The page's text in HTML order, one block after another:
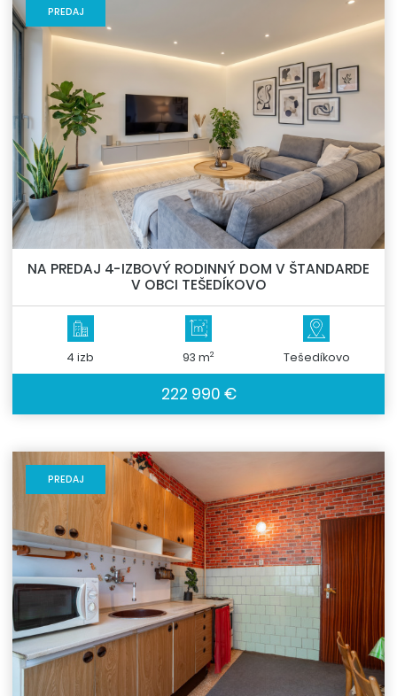
PREDAJ
NA PREDAJ 4-IZBOVÝ RODINNÝ DOM V ŠTANDARDE
V OBCI TEŠEDÍKOVO
4 izb 93 m2 Tešedíkovo
222 990 €
PREDAJ